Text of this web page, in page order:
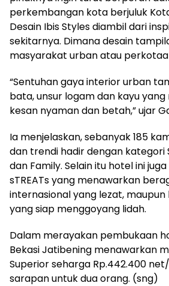
perkembangan kota berjuluk
Desain Ibis Styles diambil dari
sekitarnya. Dimana desain
masyarakat urban atau
“Sentuhan gaya interior urban
bata, unsur logam dan kayu
kesan nyaman dan betah,” ujar
Ia menjelaskan, sebanyak 185
dan trendi hadir dengan kategori
dan Family. Selain itu hotel ini
sTREATs yang menawarkan
internasional yang lezat, maupun
yang siap menggoyang lidah.
Dalam merayakan pembukaan
Bekasi Jatibening menawarkan
Superior seharga Rp.442.400
sarapan untuk dua orang. (sng)